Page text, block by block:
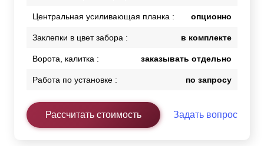
Центральная усиливающая планка : опционно
Заклепки в цвет забора : в комплекте
Ворота, калитка : заказывать отдельно
Работа по установке : по запросу
Рассчитать стоимость Задать вопрос